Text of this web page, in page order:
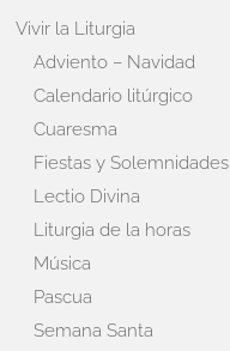
Vivir la Liturgia
Adviento – Navidad
Calendario litúrgico
Cuaresma
Fiestas y Solemnidades
Lectio Divina
Liturgia de la horas
Música
Pascua
Semana Santa